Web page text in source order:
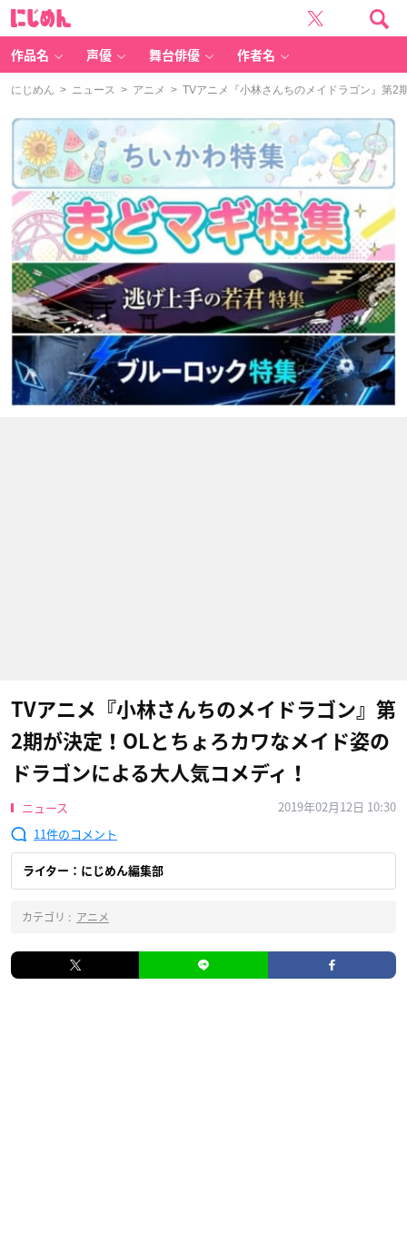
作品名 声優 舞台俳優 作者名
にじめん > ニュース > アニメ > TVアニメ『小林さんちのメイドラゴン』第2
TVアニメ『小林さんちのメイドラゴン』第
2期が決定！OLとちょろカワなメイド姿の
ドラゴンによる大人気コメディ！
ニュース
2019年02月12日 10:30
11
ライター：にじめん編集部
カテゴリ : アニメ